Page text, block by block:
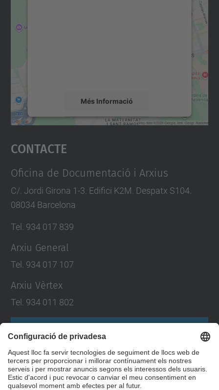
Més Informació
Accepta
powered by
Contacte
Oficina de Documentació i Arxius
C/. Jordi Girona 1-3. Edifici K2M. Despatx S104.
08034 Barcelona
Tel. 934 017 839
Arxiu General
Tel. 934 017 107
Arxiu Vèrtex
Tel. 934 011 802
Formulari de contacte
Llista Xarxes Socials